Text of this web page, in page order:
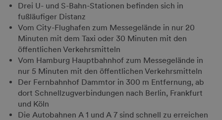
Drei U- und S-Bahn-Stationen befinden sich in
fußläufiger Distanz
Vom City-Flughafen zum Messegelände in nur 20
Minuten mit dem Taxi oder 30 Minuten mit den
öffentlichen Verkehrsmitteln
Vom Hamburg Hauptbahnhof zum Messegelände in
nur 5 Minuten mit den öffentlichen Verkehrsmitteln
Der Fernbahnhof Dammtor in 300 m Entfernung, ab
dort Schnellzugverbindungen nach Berlin, Frankfurt
und Köln
Die Autobahnen A 1 und A 7 sind schnell zu erreichen